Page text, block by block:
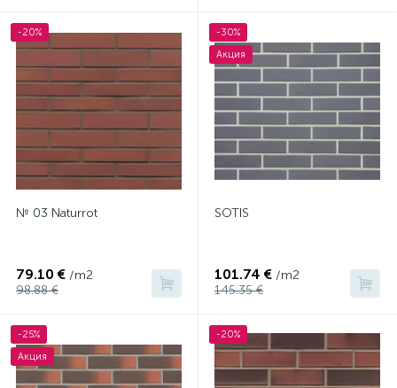
-20%
№ 03 Naturrot
79.10 € /m2
98.88 €
-30%
Акция
SOTIS
101.74 € /m2
145.35 €
-25%
Акция
-20%